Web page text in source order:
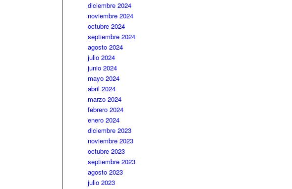
diciembre 2024
noviembre 2024
octubre 2024
septiembre 2024
agosto 2024
julio 2024
junio 2024
mayo 2024
abril 2024
marzo 2024
febrero 2024
enero 2024
diciembre 2023
noviembre 2023
octubre 2023
septiembre 2023
agosto 2023
julio 2023